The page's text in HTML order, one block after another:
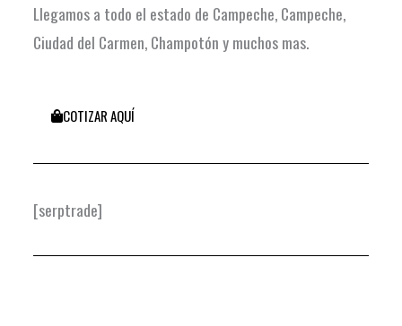
Llegamos a todo el estado de Campeche, Campeche,
Ciudad del Carmen, Champotón y muchos mas.
COTIZAR AQUÍ
[serptrade]